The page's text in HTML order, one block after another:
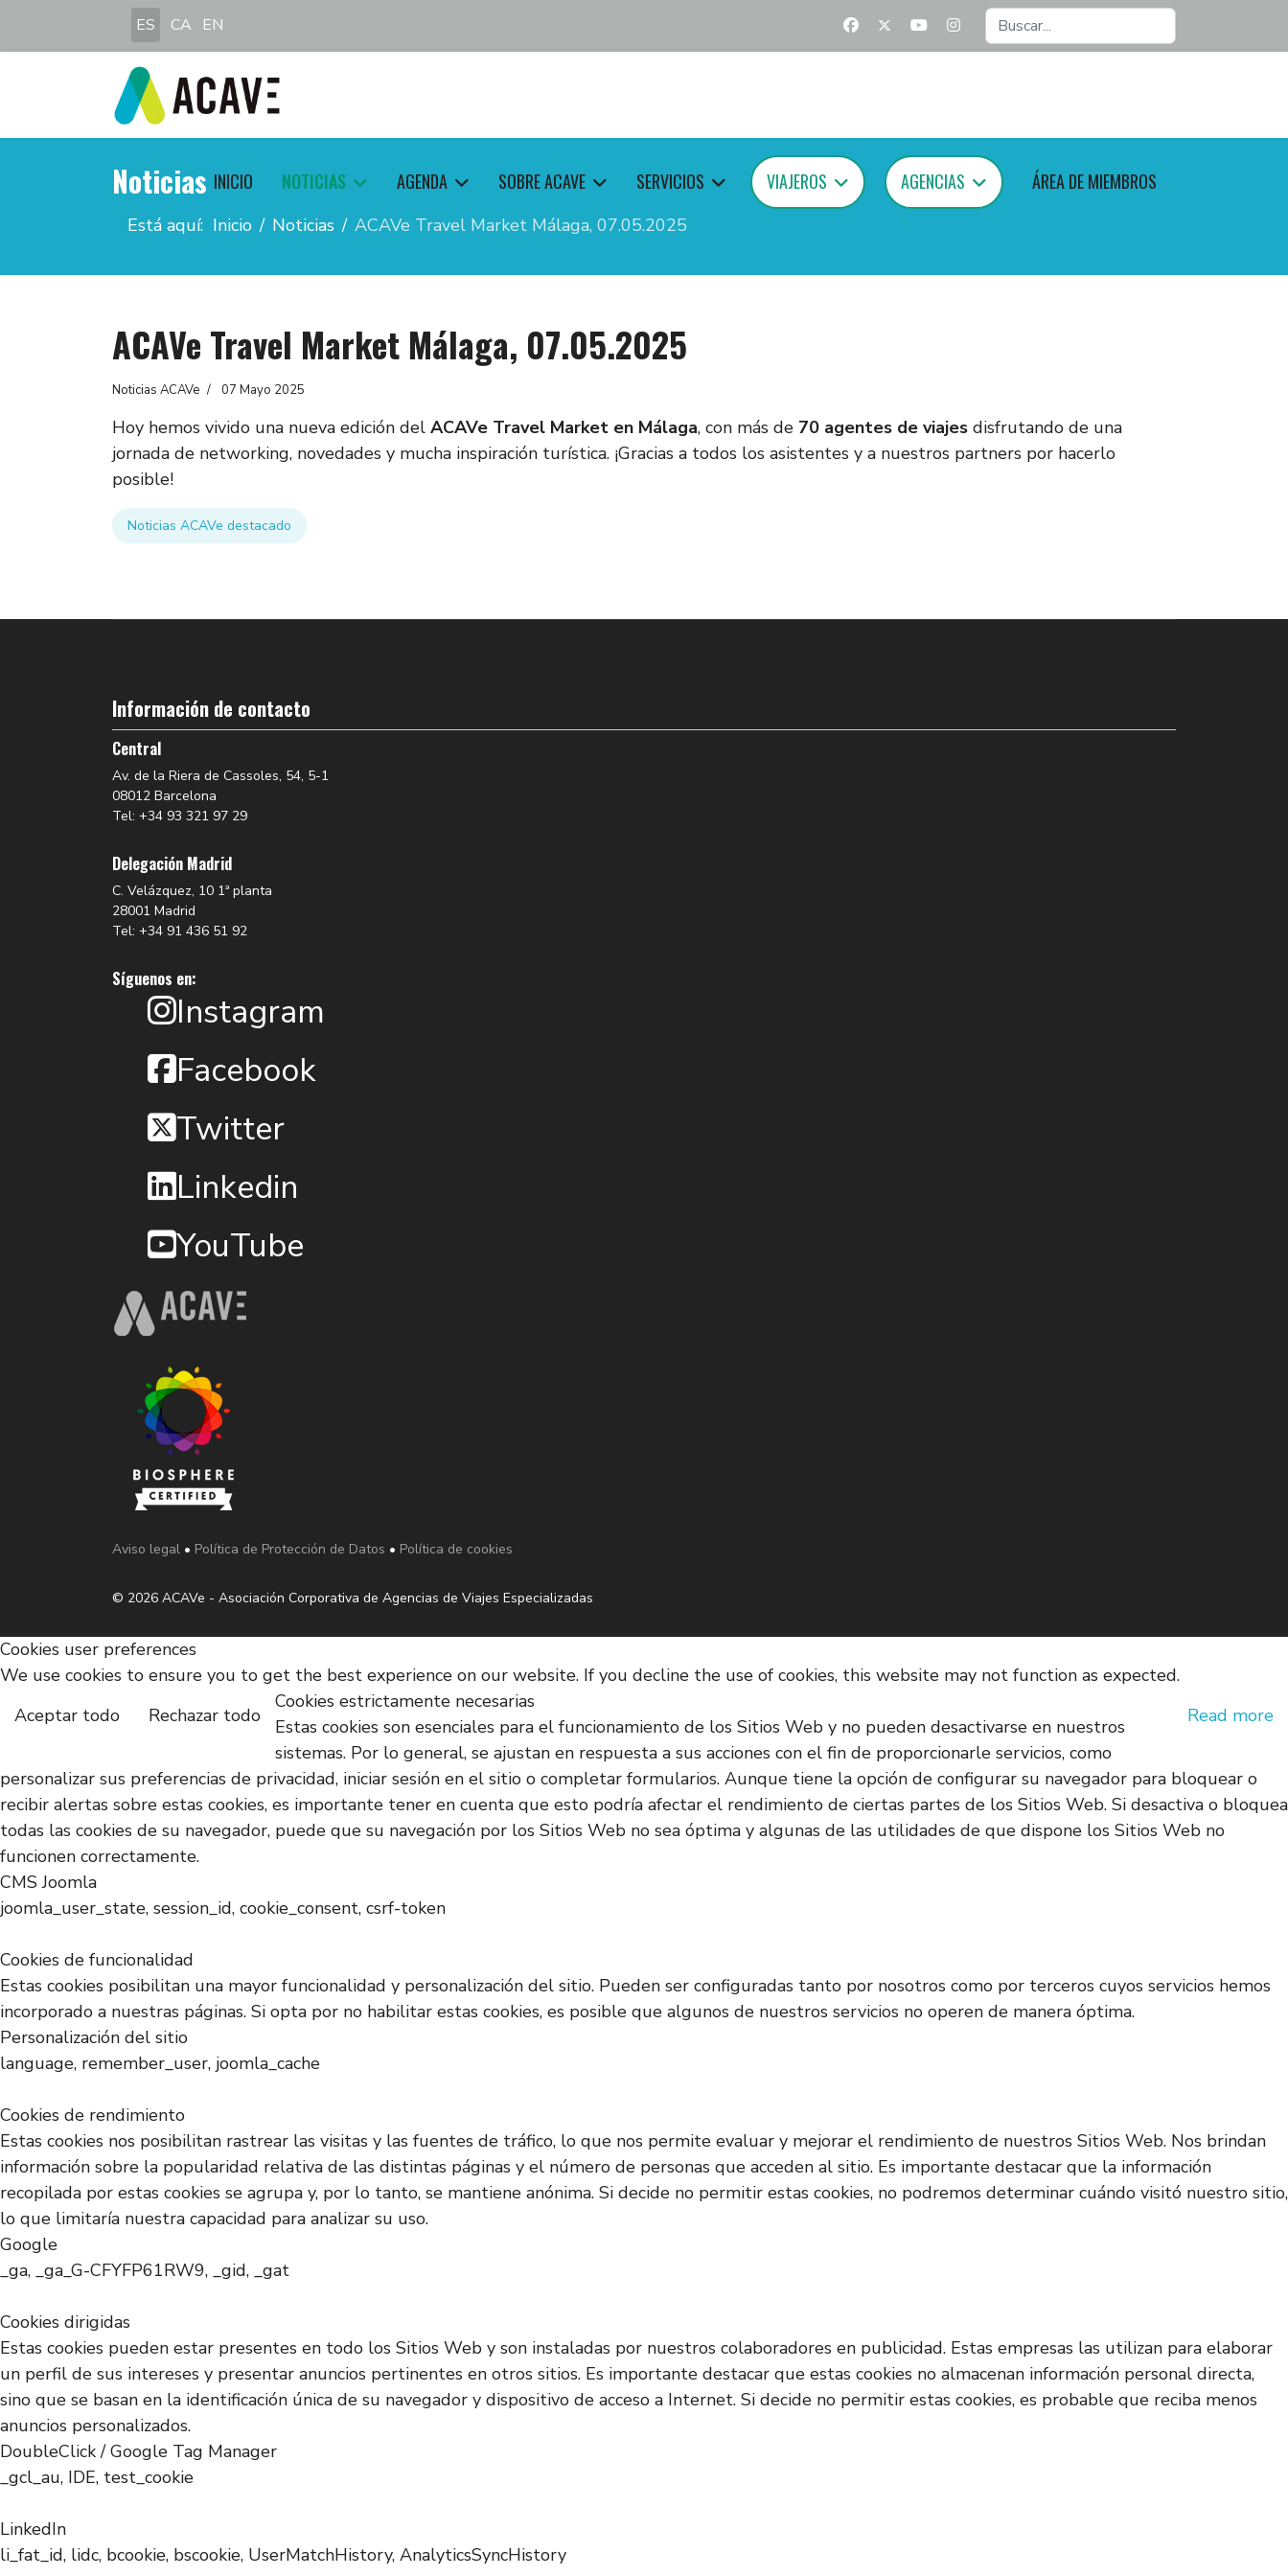
Seleccione su idioma
ES CA EN
INICIO NOTICIAS AGENDA SOBRE ACAVE SERVICIOS VIAJEROS AGENCIAS ÁREA DE MIEMBROS
Noticias
Está aquí: Inicio Noticias ACAVe Travel Market Málaga, 07.05.2025
ACAVe Travel Market Málaga, 07.05.2025
Noticias ACAVe 07 Mayo 2025
Hoy hemos vivido una nueva edición del ACAVe Travel Market en Málaga, con más de 70 agentes de viajes disfrutando de una
jornada de networking, novedades y mucha inspiración turística. ¡Gracias a todos los asistentes y a nuestros partners por hacerlo
posible!
Noticias ACAVe destacado
Información de contacto
Central
Av. de la Riera de Cassoles, 54, 5-1
08012 Barcelona
Tel: +34 93 321 97 29
Delegación Madrid
C. Velázquez, 10 1ª planta
28001 Madrid
Tel: +34 91 436 51 92
Síguenos en:
Instagram
Facebook
Twitter
Linkedin
YouTube
Aviso legal • Política de Protección de Datos • Política de cookies
© 2026 ACAVe - Asociación Corporativa de Agencias de Viajes Especializadas
Cookies user preferences
We use cookies to ensure you to get the best experience on our website. If you decline the use of cookies, this website may not function as expected.
Aceptar todo
Rechazar todo Read more
Cookies estrictamente necesarias
Estas cookies son esenciales para el funcionamiento de los Sitios Web y no pueden desactivarse en nuestros
sistemas. Por lo general, se ajustan en respuesta a sus acciones con el fin de proporcionarle servicios, como
personalizar sus preferencias de privacidad, iniciar sesión en el sitio o completar formularios. Aunque tiene la opción de configurar su navegador para bloquear o
recibir alertas sobre estas cookies, es importante tener en cuenta que esto podría afectar el rendimiento de ciertas partes de los Sitios Web. Si desactiva o bloquea
todas las cookies de su navegador, puede que su navegación por los Sitios Web no sea óptima y algunas de las utilidades de que dispone los Sitios Web no
funcionen correctamente.
CMS Joomla
joomla_user_state, session_id, cookie_consent, csrf-token
Cookies de funcionalidad
Estas cookies posibilitan una mayor funcionalidad y personalización del sitio. Pueden ser configuradas tanto por nosotros como por terceros cuyos servicios hemos
incorporado a nuestras páginas. Si opta por no habilitar estas cookies, es posible que algunos de nuestros servicios no operen de manera óptima.
Personalización del sitio
language, remember_user, joomla_cache
Cookies de rendimiento
Estas cookies nos posibilitan rastrear las visitas y las fuentes de tráfico, lo que nos permite evaluar y mejorar el rendimiento de nuestros Sitios Web. Nos brindan
información sobre la popularidad relativa de las distintas páginas y el número de personas que acceden al sitio. Es importante destacar que la información
recopilada por estas cookies se agrupa y, por lo tanto, se mantiene anónima. Si decide no permitir estas cookies, no podremos determinar cuándo visitó nuestro sitio,
lo que limitaría nuestra capacidad para analizar su uso.
Google
_ga, _ga_G-CFYFP61RW9, _gid, _gat
Cookies dirigidas
Estas cookies pueden estar presentes en todo los Sitios Web y son instaladas por nuestros colaboradores en publicidad. Estas empresas las utilizan para elaborar
un perfil de sus intereses y presentar anuncios pertinentes en otros sitios. Es importante destacar que estas cookies no almacenan información personal directa,
sino que se basan en la identificación única de su navegador y dispositivo de acceso a Internet. Si decide no permitir estas cookies, es probable que reciba menos
anuncios personalizados.
DoubleClick / Google Tag Manager
_gcl_au, IDE, test_cookie
LinkedIn
li_fat_id, lidc, bcookie, bscookie, UserMatchHistory, AnalyticsSyncHistory